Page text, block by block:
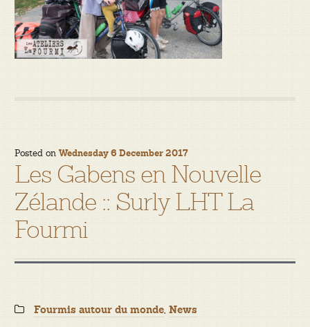
Posted on Wednesday 6 December 2017
Les Gabens en Nouvelle
Zélande :: Surly LHT La
Fourmi
Categories:
Fourmis autour du monde, News